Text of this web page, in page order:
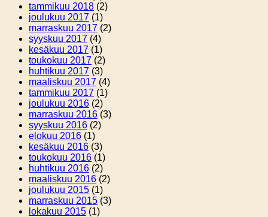
tammikuu 2018 (2)
joulukuu 2017 (1)
marraskuu 2017 (2)
syyskuu 2017 (4)
kesäkuu 2017 (1)
toukokuu 2017 (2)
huhtikuu 2017 (3)
maaliskuu 2017 (4)
tammikuu 2017 (1)
joulukuu 2016 (2)
marraskuu 2016 (3)
syyskuu 2016 (2)
elokuu 2016 (1)
kesäkuu 2016 (3)
toukokuu 2016 (1)
huhtikuu 2016 (2)
maaliskuu 2016 (2)
joulukuu 2015 (1)
marraskuu 2015 (3)
lokakuu 2015 (1)